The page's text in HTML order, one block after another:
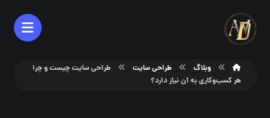
وبلاگ طراحی سایت
طراحی سایت چیست و چرا
هر کسب‌وکاری به آن نیاز دارد؟